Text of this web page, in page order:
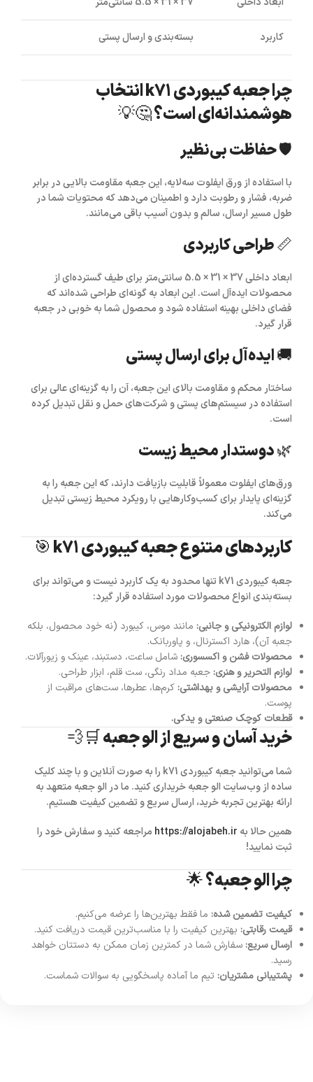
کاربرد بسته‌بندی و ارسال پستی
چرا جعبه کیبوردی k71 انتخاب
هوشمندانه‌ای است؟ 🤔💡
🛡️ حفاظت بی‌نظیر
با استفاده از ورقایفلوت سه‌لایه، این جعبه مقاومت بالایی در برابر
ضربه، فشار و رطوبت دارد و اطمینان می‌دهد که محتویات شما در
طول مسیر ارسال، سالم و بدون آسیب باقی می‌مانند.
📏 طراحی کاربردی
ابعاد داخلی37 × 31 × 5.5 سانتی‌متر
برای طیف گسترده‌ای از
محصولات ایده‌آل است. این ابعاد به گونه‌ای طراحی شده‌اند که
فضای داخلی بهینه استفاده شود و محصول شما به خوبی در جعبه
قرار گیرد.
🚚 ایده‌آل برای ارسال پستی
ساختار محکم و مقاومت بالای این جعبه، آن را به گزینه‌ای عالی برای
استفاده در سیستم‌های پستی و شرکت‌های حمل و نقل تبدیل کرده
است.
🌿 دوستدار محیط زیست
ورق‌های ایفلوت معمولاً قابلیت بازیافت دارند، که این جعبه را به
گزینه‌ای پایدار برای کسب‌وکارهایی با رویکرد محیط زیستی تبدیل
می‌کند.
کاربردهای متنوع جعبه کیبوردی k71 🎯
جعبه کیبوردی k71
تنها محدود به یک کاربرد نیست و می‌تواند برای
بسته‌بندی انواع محصولات مورد استفاده قرار گیرد:
لوازم الکترونیکی و جانبی: مانند موس، کیبورد (نه خود محصول، بلکه
جعبه آن)، هارد اکسترنال، و پاوربانک.
محصولات فشن و اکسسوری: شامل ساعت، دستبند، عینک و زیورآلات.
لوازم التحریر و هنری: جعبه مداد رنگی، ست قلم، ابزار طراحی.
محصولات آرایشی و بهداشتی: کرم‌ها، عطرها، ست‌های مراقبت از
پوست.
قطعات کوچک صنعتی و یدکی.
خرید آسان و سریع از الو جعبه 🛒💨
شما می‌توانیدجعبه کیبوردی k71
را به صورت آنلاین و با چند کلیک
ساده از وب‌سایت الو جعبهخریداری کنید. ما در الو جعبه متعهد به
ارائه بهترین تجربه خرید، ارسال سریع و تضمین کیفیت هستیم.
همین حالا به https://alojabeh.ir مراجعه کنید و سفارش خود را
ثبت نمایید!
چرا الو جعبه؟ 🌟
کیفیت تضمین شده: ما فقط بهترین‌ها را عرضه می‌کنیم.
قیمت رقابتی: بهترین کیفیت را با مناسب‌ترین قیمت دریافت کنید.
ارسال سریع: سفارش شما در کمترین زمان ممکن به دستتان خواهد
رسید.
پشتیبانی مشتریان: تیم ما آماده پاسخگویی به سوالات شماست.